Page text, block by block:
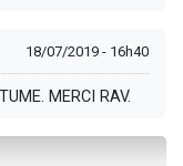
18/07/2019 - 16h40
MERCI RAV.